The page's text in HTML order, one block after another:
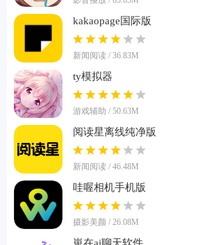
kakaopage国际版
新闻阅读 / 36.83M
ty模拟器
游戏辅助 / 50.63M
阅读星离线纯净版
新闻阅读 / 46.48M
哇喔相机手机版
摄影美颜 / 26.08M
崽在ai聊天软件